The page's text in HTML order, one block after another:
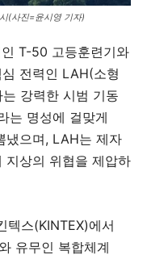
(사진=윤시영 기자)
T-50 고등훈련기와
전력인 LAH(소형
강력한 시범 기동
는 명성에 걸맞게
냈으며, LAH는 제자
지상의 위협을 제압하
텍스(KINTEX)에서
유무인 복합체계